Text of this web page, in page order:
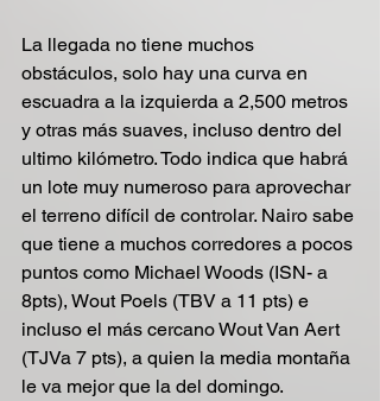
La llegada no tiene muchos
obstáculos, solo hay una curva en
escuadra a la izquierda a 2,500 metros
y otras más suaves, incluso dentro del
ultimo kilómetro. Todo indica que habrá
un lote muy numeroso para aprovechar
el terreno difícil de controlar. Nairo sabe
que tiene a muchos corredores a pocos
puntos como Michael Woods (ISN- a
8pts), Wout Poels (TBV a 11 pts) e
incluso el más cercano Wout Van Aert
(TJVa 7 pts), a quien la media montaña
le va mejor que la del domingo.